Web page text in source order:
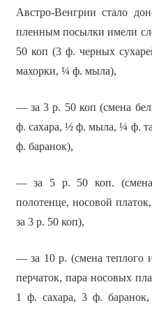
Австро-Венгрии стало
пленным посылки имели
50 коп (3 ф. черных
махорки, ¼ ф. мыла),
— за 3 р. 50 коп (смена
ф. сахара, ½ ф. мыла, ¼ ф.
ф. баранок),
— за 5 р. 50 коп. (смена
полотенце, носовой
за 3 р. 50 коп),
— за 10 р. (смена теплого
перчаток, пара носовых
1 ф. сахара, 3 ф.